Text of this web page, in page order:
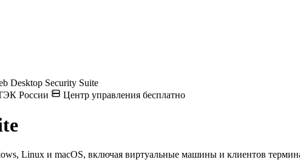
Desktop Security Suite
России Центр управления бесплатно
Linux и macOS, включая виртуальные машины и клиентов